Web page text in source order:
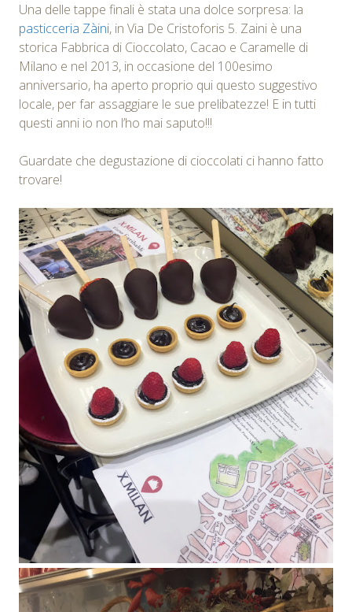
Una delle tappe finali è stata una dolce sorpresa: la
pasticceria Zàini, in Via De Cristoforis 5. Zaini è una
storica Fabbrica di Cioccolato, Cacao e Caramelle di
Milano e nel 2013, in occasione del 100esimo
anniversario, ha aperto proprio qui questo suggestivo
locale, per far assaggiare le sue prelibatezze! E in tutti
questi anni io non l’ho mai saputo!!!
Guardate che degustazione di cioccolati ci hanno fatto
trovare!